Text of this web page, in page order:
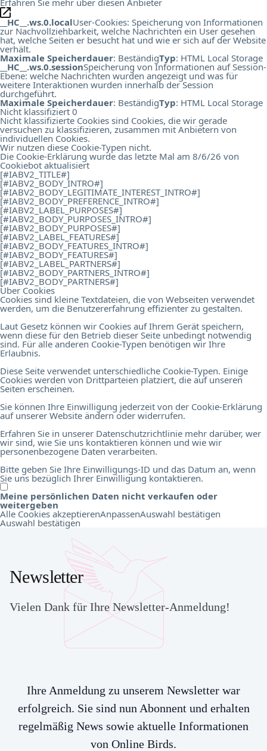
__HC__.ws.0.localUser-Cookies: Speicherung von Informationen
zur Nachvollziehbarkeit, welche Nachrichten ein User gesehen
hat, welche Seiten er besucht hat und wie er sich auf der Website
verhält.
Maximale Speicherdauer: BeständigTyp: HTML Local Storage
__HC__.ws.0.sessionSpeicherung von Informationen auf Session-
Ebene: welche Nachrichten wurden angezeigt und was für
weitere Interaktionen wurden innerhalb der Session
durchgeführt.
Maximale Speicherdauer: BeständigTyp: HTML Local Storage
Nicht klassifiziert 0
Nicht klassifizierte Cookies sind Cookies, die wir gerade
versuchen zu klassifizieren, zusammen mit Anbietern von
individuellen Cookies.
Wir nutzen diese Cookie-Typen nicht.
Die Cookie-Erklärung wurde das letzte Mal am 8/6/26 von
Cookiebot aktualisiert
[#IABV2_TITLE#]
[#IABV2_BODY_INTRO#]
[#IABV2_BODY_LEGITIMATE_INTEREST_INTRO#]
[#IABV2_BODY_PREFERENCE_INTRO#]
[#IABV2_LABEL_PURPOSES#]
[#IABV2_BODY_PURPOSES_INTRO#]
[#IABV2_BODY_PURPOSES#]
[#IABV2_LABEL_FEATURES#]
[#IABV2_BODY_FEATURES_INTRO#]
[#IABV2_BODY_FEATURES#]
[#IABV2_LABEL_PARTNERS#]
[#IABV2_BODY_PARTNERS_INTRO#]
[#IABV2_BODY_PARTNERS#]
Über Cookies
Cookies sind kleine Textdateien, die von Webseiten verwendet
werden, um die Benutzererfahrung effizienter zu gestalten.
Laut Gesetz können wir Cookies auf Ihrem Gerät speichern,
wenn diese für den Betrieb dieser Seite unbedingt notwendig
sind. Für alle anderen Cookie-Typen benötigen wir Ihre
Erlaubnis.
Diese Seite verwendet unterschiedliche Cookie-Typen. Einige
Cookies werden von Drittparteien platziert, die auf unseren
Seiten erscheinen.
Sie können Ihre Einwilligung jederzeit von der Cookie-Erklärung
auf unserer Website ändern oder widerrufen.
Erfahren Sie in unserer Datenschutzrichtlinie mehr darüber, wer
wir sind, wie Sie uns kontaktieren können und wie wir
personenbezogene Daten verarbeiten.
Bitte geben Sie Ihre Einwilligungs-ID und das Datum an, wenn
Sie uns bezüglich Ihrer Einwilligung kontaktieren.
Meine persönlichen Daten nicht verkaufen oder
weitergeben
Alle Cookies akzeptierenAnpassenAuswahl bestätigen
Auswahl bestätigen
Newsletter
Vielen Dank für Ihre Newsletter-Anmeldung!
Ihre Anmeldung zu unserem Newsletter war
erfolgreich. Sie sind nun Abonnent und erhalten
regelmäßig News sowie aktuelle Informationen
von Online Birds.